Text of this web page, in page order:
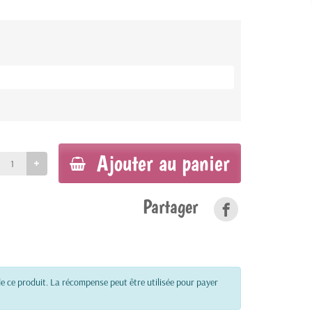
Ajouter au panier
Partager
ce produit. La récompense peut être utilisée pour payer